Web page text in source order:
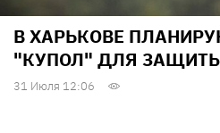
В ХАРЬКОВЕ
"КУПОЛ" ДЛЯ
31 Июля 12:06